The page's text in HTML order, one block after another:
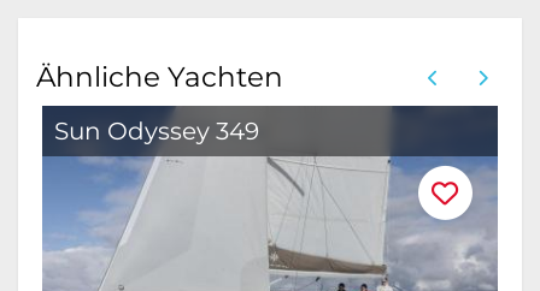
Ähnliche Yachten
Sun Odyssey 349